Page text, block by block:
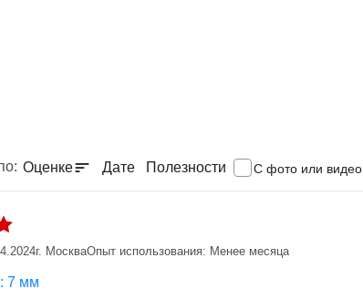
Оценке Дате Полезности С фото или видео
г. МоскваОпыт использования: Менее месяца
7 мм